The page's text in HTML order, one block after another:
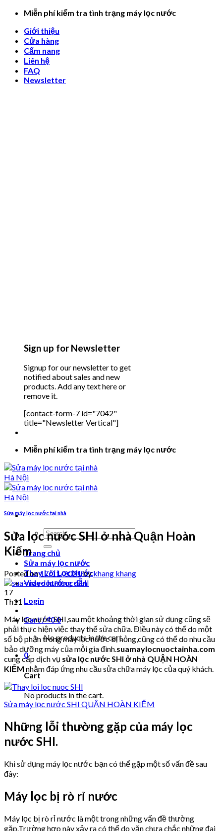
Skip
content
Miễn phí kiểm tra tình trạng máy lọc nước
Giới thiệu
Cửa hàng
Cẩm nang
Liên hệ
FAQ
Newsletter
Sign up for Newsletter
Signup for our newsletter to get
notified about sales and new
products. Add any text here or
remove it.
[contact-form-7 id="7042"
title="Newsletter Vertical"]
Miễn phí kiểm tra tình trạng máy lọc nước
Search
for:
Trang chủ
Sửa máy lọc nước
Thay Lõi Lọc Nước
Video hướng dẫn
Login
Cart /₫00
No products in the cart.
0
Cart
No products in the cart.
Sửa máy lọc nước tại nhà
Sửa lọc nước SHI ở nhà Quận Hoàn
Kiếm
Posted on17/11/2021bykhang khang
17
Th11
Máy lọc nước SHI,sau một khoảng thời gian sử dụng cũng sẽ
phải thực hiện việc thay thế sửa chữa. Điều này có thể do một
số bộ phận trong máy lọc nước bị hỏng,cũng có thể do nhu cầu
bảo dưỡng máy của mỗi gia đình.suamaylocnuoctainha.com
cung cấp dịch vụ sửa lọc nước SHI ở nhà QUẬN HOÀN
KIẾM nhằm đáp ứng nhu cầu sửa chữa máy lọc của quý khách.
Sửa máy lọc nước SHI QUẬN HOÀN KIẾM
Những lỗi thường gặp của máy lọc
nước SHI.
Khi sử dụng máy lọc nước bạn có thể gặp một số vấn đề sau
đây:
Máy lọc bị rò rỉ nước
Máy lọc bị rò rỉ nước là một trong những vấn đề thường
gặp.Trường hợp này xảy ra có thể do vặn chưa chắc những đai